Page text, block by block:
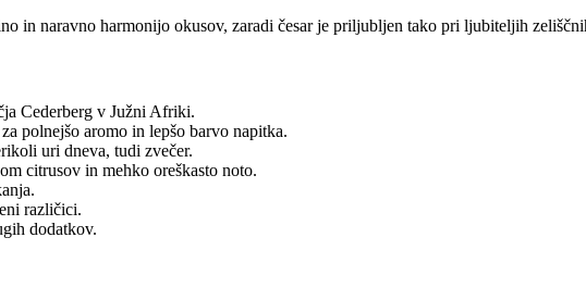
in naravno harmonijo okusov, zaradi česar je priljubljen tako pri ljubiteljih
Cederberg v Južni Afriki.
polnejšo aromo in lepšo barvo napitka.
uri dneva, tudi zvečer.
citrusov in mehko oreškasto noto.
različici.
dodatkov.